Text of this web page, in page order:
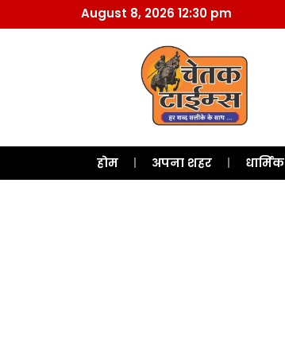
August 8, 2026 12:30 pm
होम अपना शहर धार्मिक